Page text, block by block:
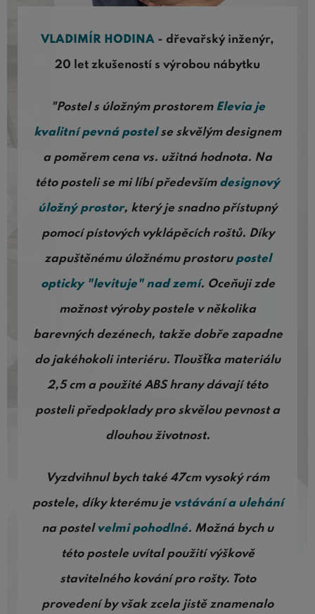
VLADIMÍR HODINA - dřevařský inženýr,
20 let zkušeností s výrobou nábytku
"Postel s úložným prostorem Elevia je
kvalitní pevná postelse skvělým designem
a poměrem cena vs. užitná hodnota. Na
této posteli se mi líbí především designový
úložný prostor, který je snadno přístupný
pomocí pístových vyklápěcích roštů. Díky
zapuštěnému úložnému prostoru postel
opticky "levituje" nad zemí. Oceňuji zde
možnost výroby postele v několika
barevných dezénech, takže dobře zapadne
do jakéhokoli interiéru. Tloušťka materiálu
2,5 cm a použité ABS hrany dávají této
posteli předpoklady pro skvělou pevnost a
dlouhou životnost.
Vyzdvihnul bych také 47cm vysoký rám
postele, díky kterému je vstávání a ulehání
na postelvelmi pohodlné. Možná bych u
této postele uvítal použití výškově
stavitelného kování pro rošty. Toto
provedení by však zcela jistě znamenalo